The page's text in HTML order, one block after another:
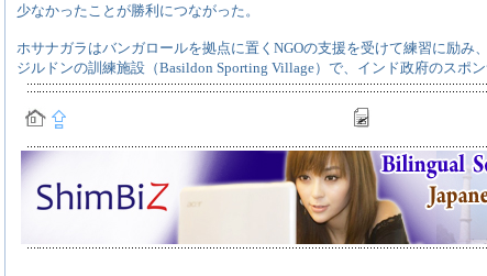
少なかったことが勝利につながった。
ホサナガラはバンガロールを拠点に置くNGOの支援を受けて練習に励み
ジルドンの訓練施設（Basildon Sporting Village）で、インド政府のスポ